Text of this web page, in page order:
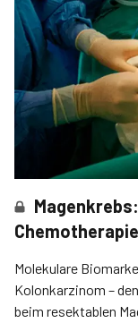
Molekulare
Kolonkarzinom –
beim resektablen